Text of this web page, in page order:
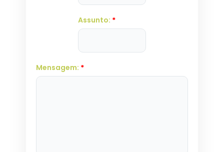
Assunto: *
Mensagem: *